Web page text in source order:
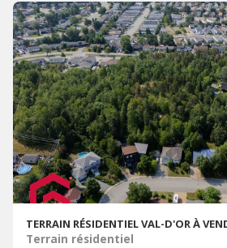
TERRAIN RÉSIDENTIEL VAL-D'OR À
Terrain résidentiel